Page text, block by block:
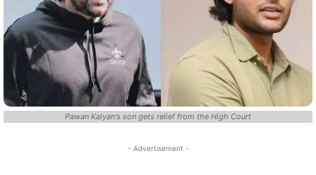
Pawan Kalyan's son gets relief from the High Court
- Advertisement -